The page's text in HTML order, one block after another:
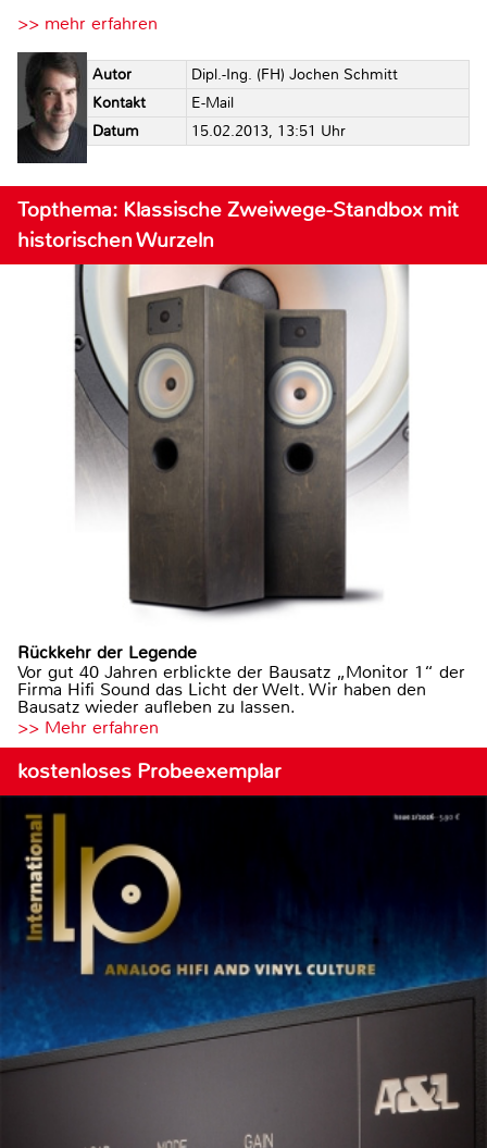
>> mehr erfahren
Autor
Dipl.-Ing. (FH) Jochen Schmitt
Kontakt
E-Mail
Datum
15.02.2013, 13:51 Uhr
Topthema: Klassische Zweiwege-Standbox mit
historischen Wurzeln
Rückkehr der Legende
Vor gut 40 Jahren erblickte der Bausatz „Monitor 1“ der
Firma Hifi Sound das Licht der Welt. Wir haben den
Bausatz wieder aufleben zu lassen.
>> Mehr erfahren
kostenloses Probeexemplar